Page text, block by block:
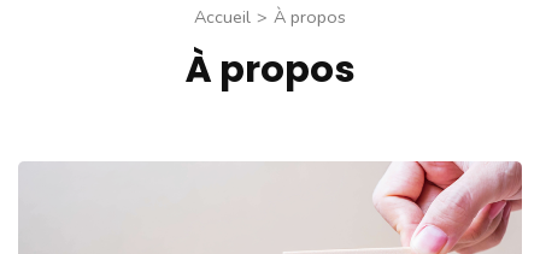
Accueil > À propos
À propos